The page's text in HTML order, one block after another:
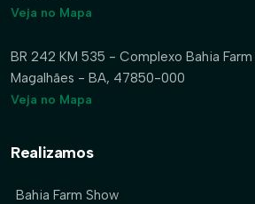
Veja no Mapa
BR 242 KM 535 - Complexo Bahia Farm
Magalhães - BA, 47850-000
Veja no Mapa
Realizamos
Bahia Farm Show